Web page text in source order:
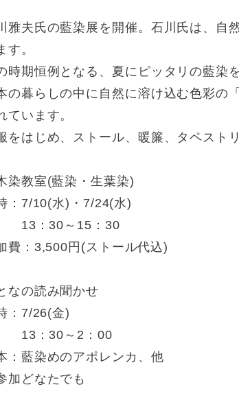
雅夫氏の藍染展を開催。石川氏は、自
す。
時期恒例となる、夏にピッタリの藍染
の暮らしの中に自然に溶け込む色彩の
ています。
をはじめ、ストール、暖簾、タペスト
染教室(藍染・生葉染)
：7/10(水)・7/24(水)
：30～15：30
費：3,500円(ストール代込)
なの読み聞かせ
：7/26(金)
：30～2：00
：藍染めのアポレンカ、他
加どなたでも